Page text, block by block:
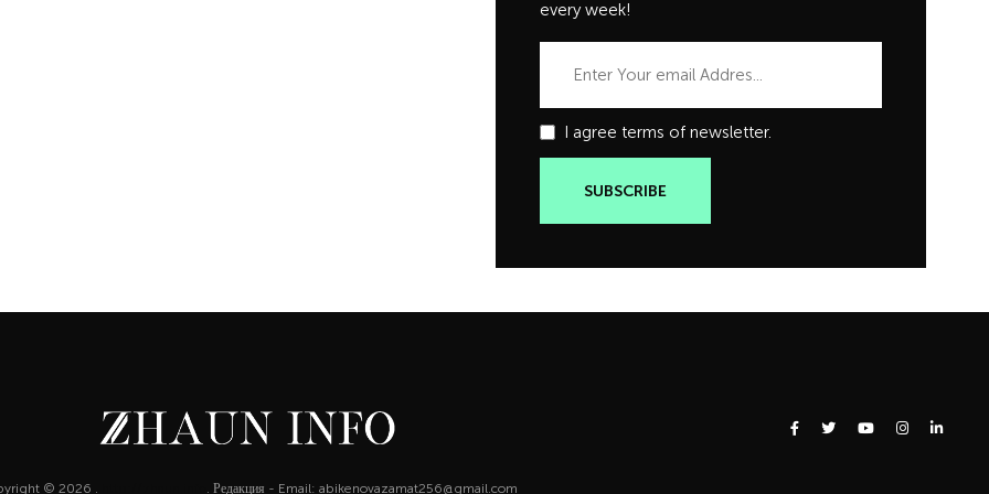
every week!
I agree terms of newsletter.
© 2026 . . Редакция - Email: abikenovazamat256@gmail.com